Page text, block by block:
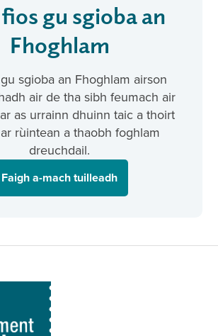
gu sgioba an
Fhoghlam
sgioba an Fhoghlam airson
air de tha sibh feumach air
as urrainn dhuinn taic a thoirt
rùintean a thaobh foghlam
dreuchdail.
Faigh a-mach tuilleadh